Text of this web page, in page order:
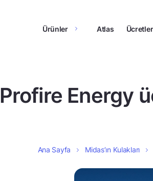
Ürünler Atlas Ücretler
Profire Energy
Ana Sayfa Midas’ın Kulakları